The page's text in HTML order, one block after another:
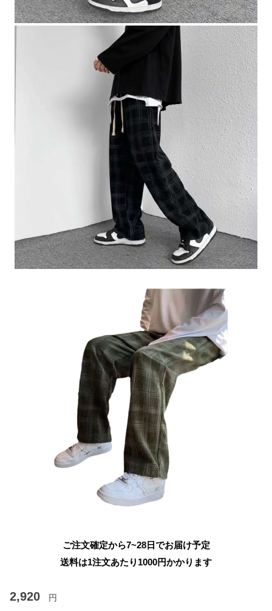
ご注文確定から7~28日でお届け予定
送料は1注文あたり 1000円かかります
2,920 円